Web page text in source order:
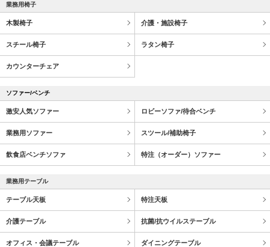
業務用椅子
木製椅子 介護・施設椅子
スチール椅子 ラタン椅子
カウンターチェア
ソファー/ベンチ
激安人気ソファー ロビーソファ/待合ベンチ
業務用ソファー スツール/補助椅子
飲食店ベンチソファ 特注（オーダー）ソファー
業務用テーブル
テーブル天板 特注天板
介護テーブル 抗菌/抗ウイルステーブル
オフィス・会議テーブル ダイニングテーブル